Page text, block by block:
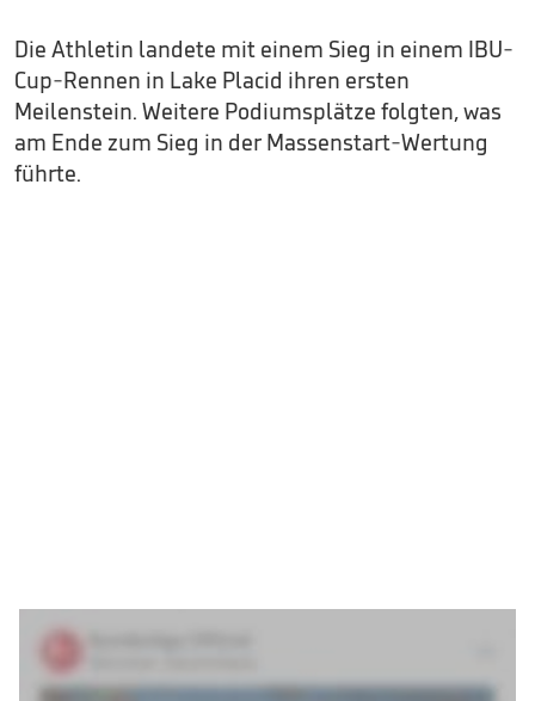
Die Athletin landete mit einem Sieg in einem IBU-
Cup-Rennen in Lake Placid ihren ersten
Meilenstein. Weitere Podiumsplätze folgten, was
am Ende zum Sieg in der Massenstart-Wertung
führte.